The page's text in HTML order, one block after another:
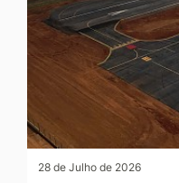
28 de Julho de 2026